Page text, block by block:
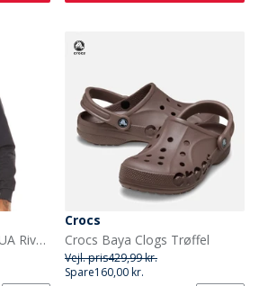
Under Armour Mænd UA Rival Fleece Logo Hoodie Sort/Hvid
Crocs
Crocs Baya Clogs Trøffel
Vejl. pris429,99 kr.
Spare160,00 kr.